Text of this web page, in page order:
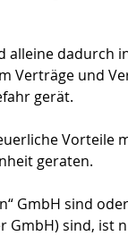
dadurch
Verträge und
gerät.
Vorteile
geraten.
GmbH sind
GmbH) sind, ist